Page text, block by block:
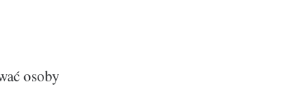
osoby